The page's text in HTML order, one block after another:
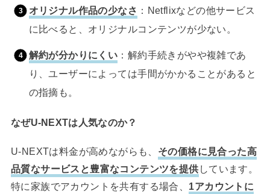
オリジナル作品の少なさ ：Netflixなどの他サービス
に比べると、オリジナルコンテンツが少ない。
解約が分かりにくい ：解約手続きがやや複雑であ
り、ユーザーによっては手間がかかることがあると
の指摘も。
なぜU-NEXTは人気なのか？
U-NEXTは料金が高めながらも、 その価格に見合った高
品質なサービスと豊富なコンテンツを提供 しています。
特に家族でアカウントを共有する場合、 1アカウントに